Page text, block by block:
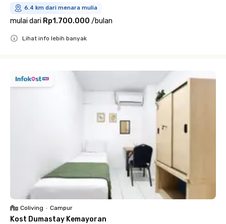
6.4 km dari menara mulia
mulai dari Rp1.700.000 /bulan
Lihat info lebih banyak
Coliving • Campur
Kost Dumastay Kemayoran